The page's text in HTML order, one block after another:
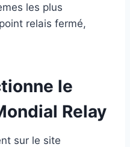
les plus
relais fermé,
le
Relay
sur le site